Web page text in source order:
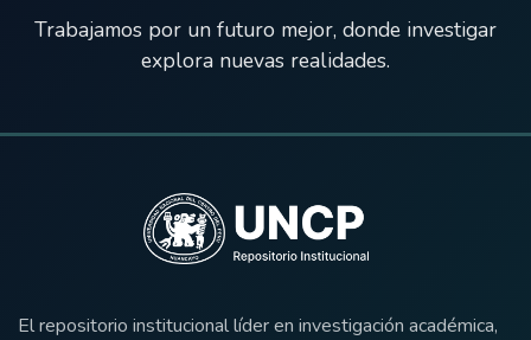
Trabajamos por un futuro mejor, donde investigar
explora nuevas realidades.
El repositorio institucional líder en investigación académica,